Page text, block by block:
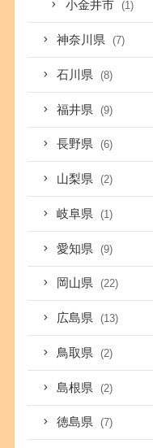
小金井市 (1)
神奈川県 (7)
石川県 (8)
福井県 (9)
長野県 (6)
山梨県 (2)
岐阜県 (1)
愛知県 (9)
岡山県 (22)
広島県 (13)
鳥取県 (2)
島根県 (2)
徳島県 (7)